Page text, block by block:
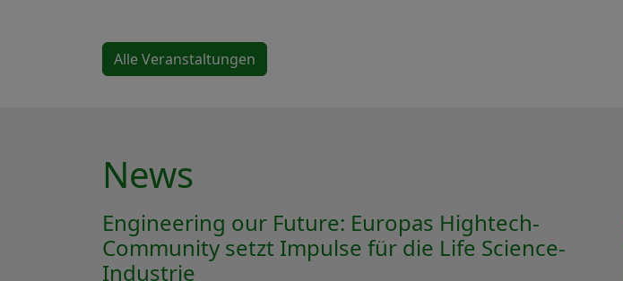
Alle Veranstaltungen
News
Engineering our Future: Europas Hightech-
Community setzt Impulse für die Life Science-
Industrie